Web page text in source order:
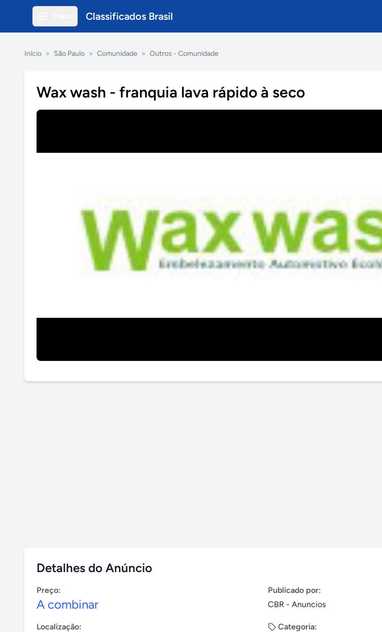
Classificados Brasil
Início » São Paulo » Comunidade » Outros - Comunidade
Wax wash - franquia lava rápido à seco
Detalhes do Anúncio
Preço:
A combinar
Publicado por:
CBR - Anuncios
Localização:
Categoria: